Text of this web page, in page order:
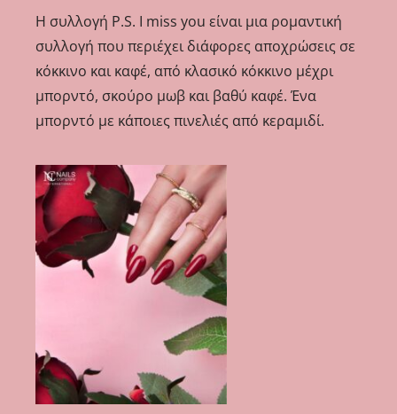
Η συλλογή P.S. I miss you είναι μια ρομαντική
συλλογή που περιέχει διάφορες αποχρώσεις σε
κόκκινο και καφέ, από κλασικό κόκκινο μέχρι
μπορντό, σκούρο μωβ και βαθύ καφέ. Ένα
μπορντό με κάποιες πινελιές από κεραμιδί.